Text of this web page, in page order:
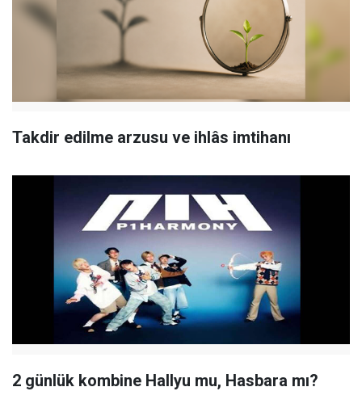
Takdir edilme arzusu ve ihlâs imtihanı
2 günlük kombine Hallyu mu, Hasbara mı?